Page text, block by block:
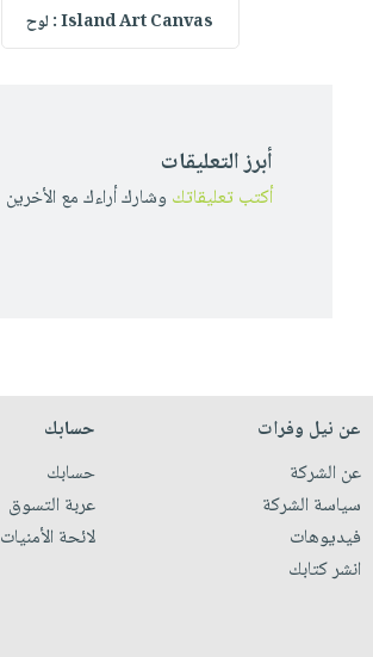
Island Art Canvas : لوح
أبرز التعليقات
أكتب تعليقاتك وشارك أراءك مع الأخرين
عن نيل وفرات
عن الشركة
سياسة الشركة
فيديوهات
انشر كتابك
حسابك
حسابك
عربة التسوق
لائحة الأمنيات